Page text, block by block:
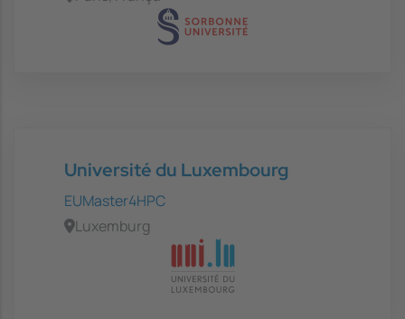
Université du Luxembourg
EUMaster4HPC
Luxemburg